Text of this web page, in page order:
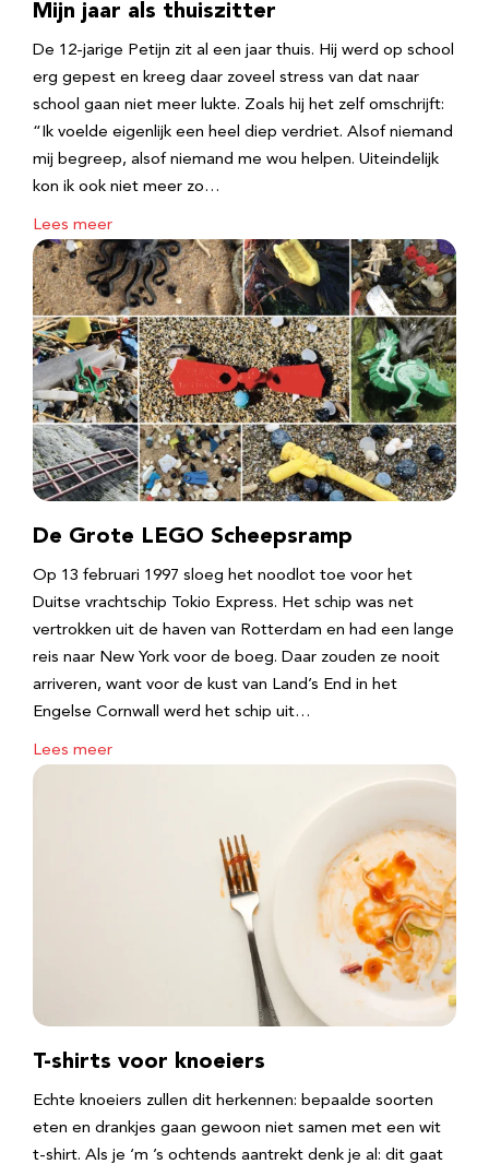
Mijn jaar als thuiszitter
De 12-jarige Petijn zit al een jaar thuis. Hij werd op school
erg gepest en kreeg daar zoveel stress van dat naar
school gaan niet meer lukte. Zoals hij het zelf omschrijft:
“Ik voelde eigenlijk een heel diep verdriet. Alsof niemand
mij begreep, alsof niemand me wou helpen. Uiteindelijk
kon ik ook niet meer zo…
Lees meer
De Grote LEGO Scheepsramp
Op 13 februari 1997 sloeg het noodlot toe voor het
Duitse vrachtschip Tokio Express. Het schip was net
vertrokken uit de haven van Rotterdam en had een lange
reis naar New York voor de boeg. Daar zouden ze nooit
arriveren, want voor de kust van Land’s End in het
Engelse Cornwall werd het schip uit…
Lees meer
T-shirts voor knoeiers
Echte knoeiers zullen dit herkennen: bepaalde soorten
eten en drankjes gaan gewoon niet samen met een wit
t-shirt. Als je ‘m ’s ochtends aantrekt denk je al: dit gaat